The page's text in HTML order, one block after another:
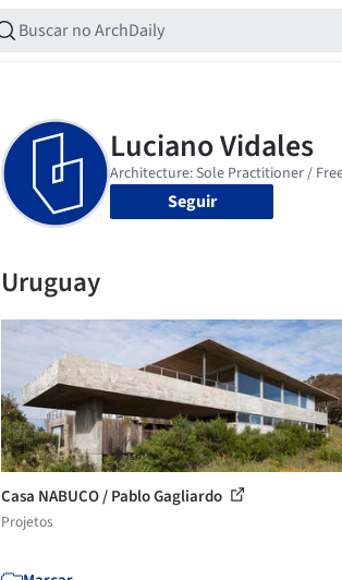
Seguir
Uruguay
Casa NABUCO / Pablo Gagliardo
Projetos